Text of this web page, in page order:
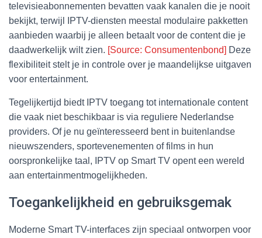
televisieabonnementen bevatten vaak kanalen die je nooit
bekijkt, terwijl IPTV-diensten meestal modulaire pakketten
aanbieden waarbij je alleen betaalt voor de content die je
daadwerkelijk wilt zien. [Source: Consumentenbond] Deze
flexibiliteit stelt je in controle over je maandelijkse uitgaven
voor entertainment.
Tegelijkertijd biedt IPTV toegang tot internationale content
die vaak niet beschikbaar is via reguliere Nederlandse
providers. Of je nu geïnteresseerd bent in buitenlandse
nieuwszenders, sportevenementen of films in hun
oorspronkelijke taal, IPTV op Smart TV opent een wereld
aan entertainmentmogelijkheden.
Toegankelijkheid en gebruiksgemak
Moderne Smart TV-interfaces zijn speciaal ontworpen voor